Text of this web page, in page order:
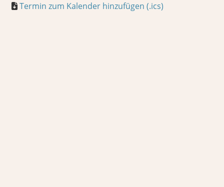
Termin zum Kalender hinzufügen (.ics)